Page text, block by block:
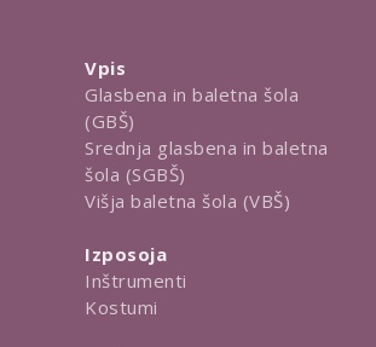
Vpis
Glasbena in baletna šola
(GBŠ)
Srednja glasbena in baletna
šola (SGBŠ)
Višja baletna šola (VBŠ)
Izposoja
Inštrumenti
Kostumi